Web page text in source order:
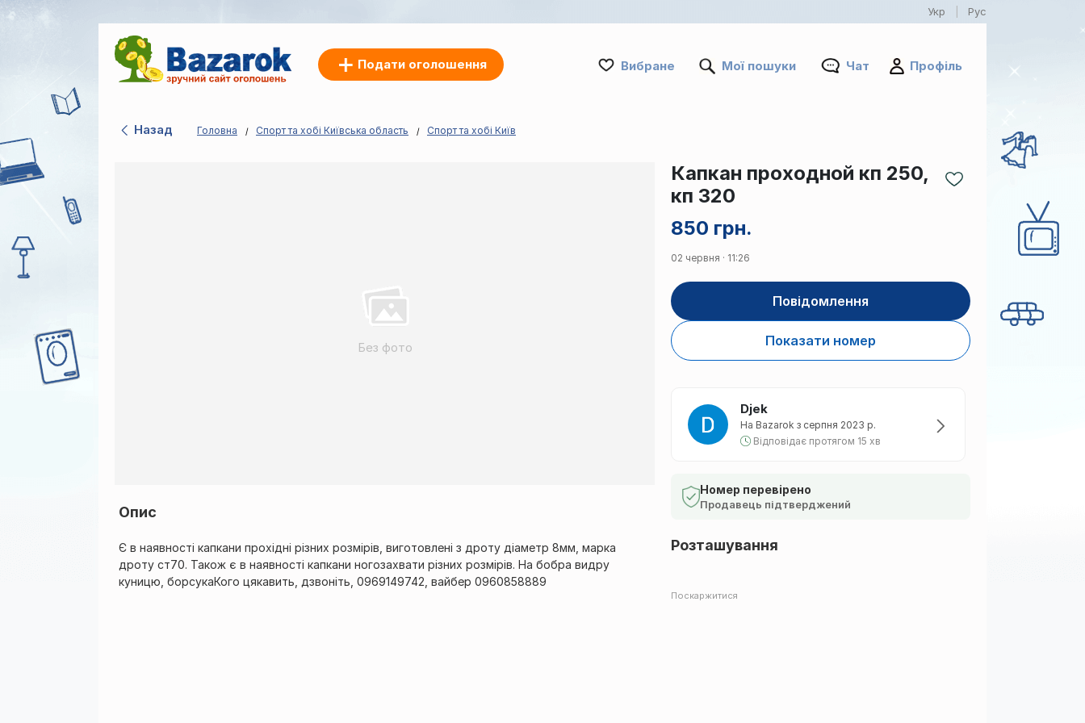
Укр Рус
Подати оголошення Вибране Мої пошуки Чат Профіль
Назад Головна Спорт та хобі Київська область Спорт та хобі Київ
Без фото
Опис
Є в наявності капкани прохідні різних розмірів, виготовлені з дроту діаметр 8мм, марка
дроту ст70. Також є в наявності капкани ногозахвати різних розмірів. На бобра видру
куницю, борсукаКого цякавить, дзвоніть, 0969149742, вайбер 0960858889
850 грн.
Капкан проходной кп 250,
кп 320
02 червня · 11:26
Повідомлення
Показати номер
Djek
На Bazarok з серпня 2023 р.
Відповідає протягом 15 хв
Номер перевірено
Продавець підтверджений
Розташування
Поскаржитися